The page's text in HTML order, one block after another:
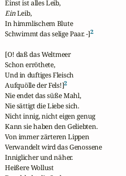
Einst ist alles Leib,
Ein Leib,
In himmlischem Blute
Schwimmt das selige Paar. -]2
[O! daß das Weltmeer
Schon erröthete,
Und in duftiges Fleisch
Aufquölle der Fels!]2
Nie endet das süße Mahl,
Nie sättigt die Liebe sich.
Nicht innig, nicht eigen genug
Kann sie haben den Geliebten.
Von immer zärteren Lippen
Verwandelt wird das Genossene
Inniglicher und näher.
Heißere Wollust